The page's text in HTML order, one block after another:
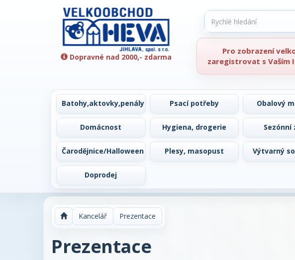
Dopravné nad 2000,- zdarma
Pro zobrazení
zaregistrovat s Vaším
Batohy,aktovky,penály Psací potřeby Obalový
Domácnost Hygiena, drogerie Sezónní
Čarodějnice/Halloween Plesy, masopust Výtvarný
Doprodej
Kancelář Prezentace
Prezentace